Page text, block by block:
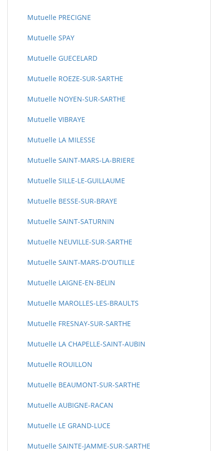
Mutuelle PRECIGNE
Mutuelle SPAY
Mutuelle GUECELARD
Mutuelle ROEZE-SUR-SARTHE
Mutuelle NOYEN-SUR-SARTHE
Mutuelle VIBRAYE
Mutuelle LA MILESSE
Mutuelle SAINT-MARS-LA-BRIERE
Mutuelle SILLE-LE-GUILLAUME
Mutuelle BESSE-SUR-BRAYE
Mutuelle SAINT-SATURNIN
Mutuelle NEUVILLE-SUR-SARTHE
Mutuelle SAINT-MARS-D'OUTILLE
Mutuelle LAIGNE-EN-BELIN
Mutuelle MAROLLES-LES-BRAULTS
Mutuelle FRESNAY-SUR-SARTHE
Mutuelle LA CHAPELLE-SAINT-AUBIN
Mutuelle ROUILLON
Mutuelle BEAUMONT-SUR-SARTHE
Mutuelle AUBIGNE-RACAN
Mutuelle LE GRAND-LUCE
Mutuelle SAINTE-JAMME-SUR-SARTHE